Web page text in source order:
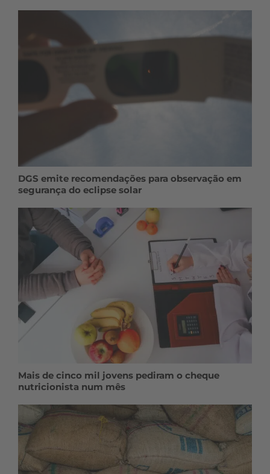
DGS emite recomendações para observação em
segurança do eclipse solar
Mais de cinco mil jovens pediram o cheque
nutricionista num mês